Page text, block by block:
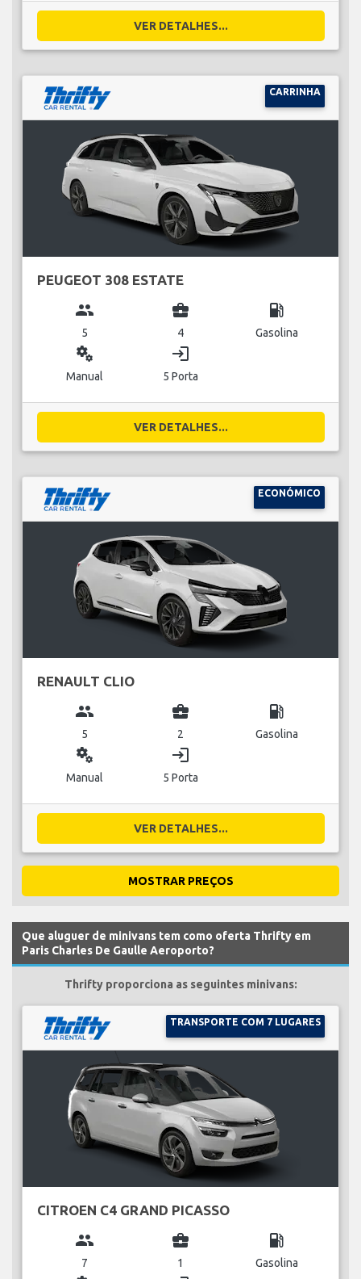
VER DETALHES...
CARRINHA
PEUGEOT 308 ESTATE
group
5
business_center
4
local_gas_station
Gasolina
miscellaneous_services
Manual
login
5 Porta
VER DETALHES...
ECONÓMICO
RENAULT CLIO
group
5
business_center
2
local_gas_station
Gasolina
miscellaneous_services
Manual
login
5 Porta
VER DETALHES...
MOSTRAR PREÇOS
Que aluguer de minivans tem como oferta Thrifty em
Paris Charles De Gaulle Aeroporto?
Thrifty proporciona as seguintes minivans:
TRANSPORTE COM 7 LUGARES
CITROEN C4 GRAND PICASSO
group
7
business_center
1
local_gas_station
Gasolina